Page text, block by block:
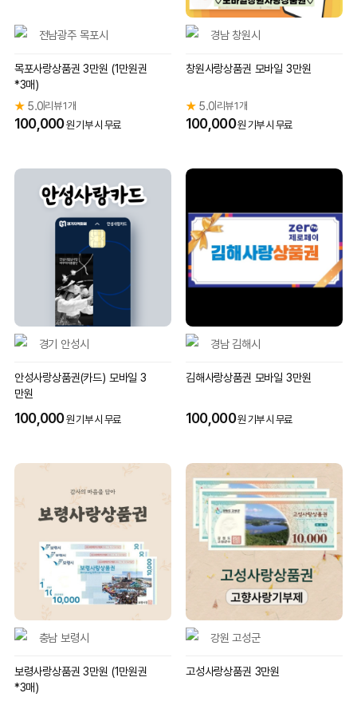
전남광주 목포시
목포사랑상품권 3만원 (1만원권
*3매)
★5.0 리뷰 1개
100,000원 기부 시 무료
경남 창원시
창원사랑상품권 모바일 3만원
★ 5.0 리뷰 1개
100,000원 기부 시 무료
경기 안성시
안성사랑상품권(카드) 모바일 3
만원
100,000원 기부 시 무료
경남 김해시
김해사랑상품권 모바일 3만원
100,000원 기부 시 무료
충남 보령시
보령사랑상품권 3만원 (1만원권
*3매)
강원 고성군
고성사랑상품권 3만원